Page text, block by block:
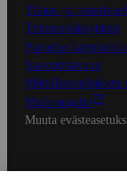
Tilaus- ja
Tietosuojakäytäntö
Palvelun
Saavutettavuus
Mobiilisovelluksen
Mainostajalle
Muuta